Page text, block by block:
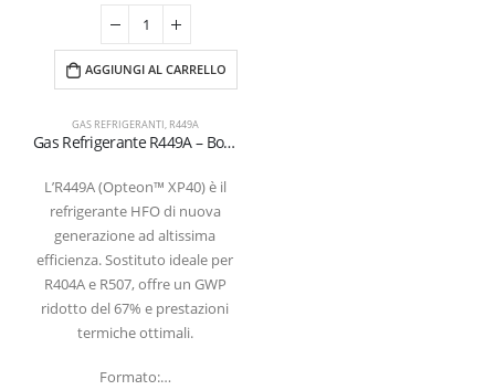
GAS REFRIGERANTI, R449A
Gas Refrigerante R449A – Bombola 5 kg valvola 1/4 SAE
L’R449A (Opteon™ XP40) è il
refrigerante HFO di nuova
generazione ad altissima
efficienza. Sostituto ideale per
R404A e R507, offre un GWP
ridotto del 67% e prestazioni
termiche ottimali.
Formato:…
AGGIUNGI AL CARRELLO